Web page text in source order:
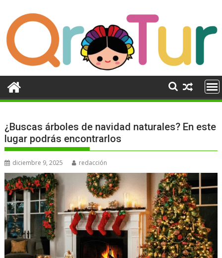
contenido
¿Buscas árboles de navidad naturales? En este
lugar podrás encontrarlos
diciembre 9, 2025 redacción